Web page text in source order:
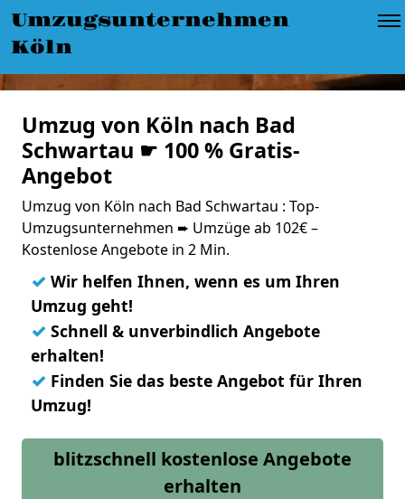
Umzugsunternehmen
Köln
Umzug von Köln nach Bad
Schwartau ☛ 100 % Gratis-
Angebot
Umzug von Köln nach Bad Schwartau : Top-
Umzugsunternehmen ➨ Umzüge ab 102€ –
Kostenlose Angebote in 2 Min.
✓ Wir helfen Ihnen, wenn es um Ihren
Umzug geht!
✓ Schnell & unverbindlich Angebote
erhalten!
✓ Finden Sie das beste Angebot für Ihren
Umzug!
blitzschnell kostenlose Angebote
erhalten